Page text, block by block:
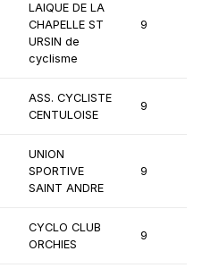
LAIQUE DE LA
CHAPELLE ST
URSIN de
cyclisme
9
ASS. CYCLISTE
CENTULOISE
9
UNION
SPORTIVE
SAINT ANDRE
9
CYCLO CLUB
ORCHIES
9